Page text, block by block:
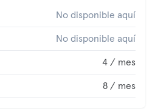
No disponible aquí
No disponible aquí
4 / mes
8 / mes